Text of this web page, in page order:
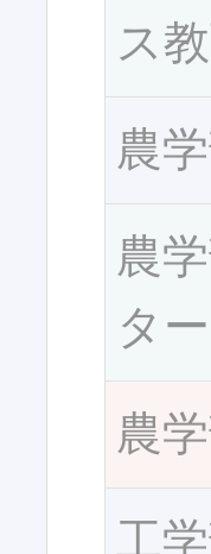
ス
農
農
ター
農
工